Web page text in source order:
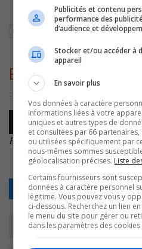
ACTUALITÉS»LA FÊTE AU
DE 13 000$
BENOIT SIMARD – FÊTE
Benoit Simard –
16 août 2016 | Par Équipe CJSO
Lecteur
audio
00:00
Benoit Simard – Fête.
Retour
Publicités et contenu
performance des
d’audience et
Stocker et/ou accéder à
appareil
En savoir plus
Vos données à caractère
informations liées à votre
uniques et autres types de
et consultées par 66
ou utilisées spécifiquement par
nous-mêmes sommes
géolocalisation précises. Liste
Certains fournisseurs sont
données à caractère personnel
légitime. Vous pouvez vous y
ci-dessous. Recherchez un lien
le menu du site pour gérer ou
dans les paramètres des